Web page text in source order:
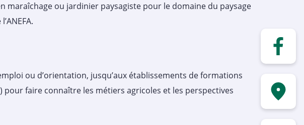
maraîchage ou jardinier paysagiste pour le domaine du paysage
ou d’orientation, jusqu’aux établissements de formations
faire connaître les métiers agricoles et les perspectives